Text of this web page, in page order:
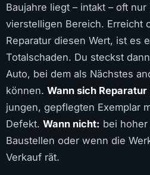
Baujahre liegt – intakt – oft
vierstelligen Bereich. Erreicht
Reparatur diesen Wert, ist es
Totalschaden. Du steckst
Auto, bei dem als Nächstes
können. Wann sich Reparatur
jungen, gepflegten Exemplar
Defekt. Wann nicht: bei
Baustellen oder wenn die
Verkauf rät.